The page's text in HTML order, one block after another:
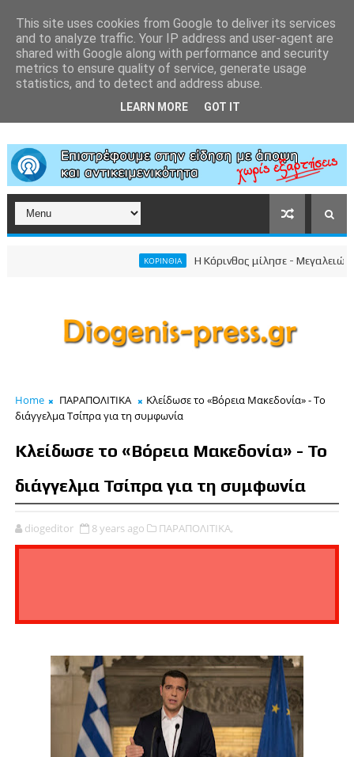
ΚΟΡΙΝΘΙΑ Η Κόρινθος μίλησε - Μεγαλειώδης
Home ΠΑΡΑΠΟΛΙΤΙΚΑ
Κλείδωσε το «Βόρεια Μακεδονία» - Το
διάγγελμα Τσίπρα για τη συμφωνία
Κλείδωσε το «Βόρεια Μακεδονία» - Το
διάγγελμα Τσίπρα για τη συμφωνία
diogeditor 8 years ago ΠΑΡΑΠΟΛΙΤΙΚΑ,
This site uses cookies from Google to deliver its services
and to analyze traffic. Your IP address and user-agent are
shared with Google along with performance and security
metrics to ensure quality of service, generate usage
statistics, and to detect and address abuse.
LEARN MORE GOT IT